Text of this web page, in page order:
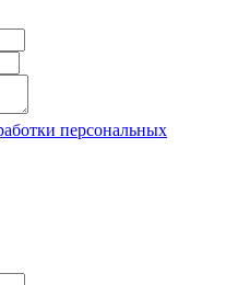
персональных